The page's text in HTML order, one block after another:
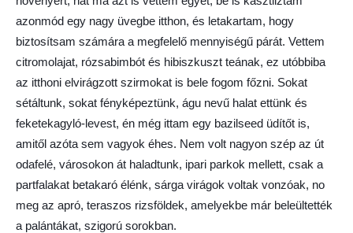
azonmód egy nagy üvegbe itthon, és letakartam, hogy
biztosítsam számára a megfelelő mennyiségű párát. Vettem
citromolajat, rózsabimbót és hibiszkuszt teának, ez utóbbiba
az itthoni elvirágzott szirmokat is bele fogom főzni. Sokat
sétáltunk, sokat fényképeztünk, águ nevű halat ettünk és
feketekagyló-levest, én még ittam egy bazilseed üdítőt is,
amitől azóta sem vagyok éhes. Nem volt nagyon szép az út
odafelé, városokon át haladtunk, ipari parkok mellett, csak a
partfalakat betakaró élénk, sárga virágok voltak vonzóak, no
meg az apró, teraszos rizsföldek, amelyekbe már beleültették
a palántákat, szigorú sorokban.